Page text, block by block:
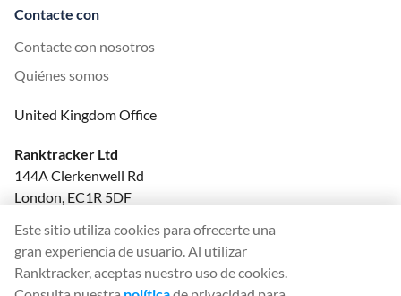
Contacte con
Contacte con nosotros
Quiénes somos
United Kingdom Office
Ranktracker Ltd
144A Clerkenwell Rd
London, EC1R 5DF
felix@ranktracker.com
Este sitio utiliza cookies para ofrecerte una
gran experiencia de usuario. Al utilizar
Ranktracker, aceptas nuestro uso de cookies.